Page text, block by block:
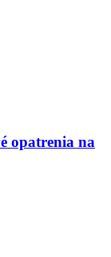
opatrenia na